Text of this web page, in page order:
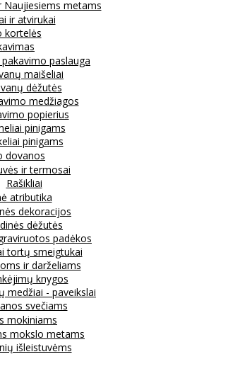
Naujiesiems metams
ir atvirukai
kortelės
paslauga
maišeliai
dėžutės
medžiagos
popierius
pinigams
pinigams
dovanos
ir termosai
Rašikliai
atributika
dekoracijos
dėžutės
padėkos
tortų smeigtukai
ir darželiams
knygos
medžiai - paveikslai
svečiams
mokiniams
mokslo metams
išleistuvėms